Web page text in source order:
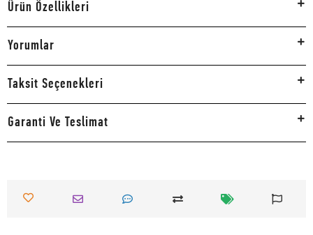
Ürün Özellikleri
Yorumlar
Taksit Seçenekleri
Garanti Ve Teslimat